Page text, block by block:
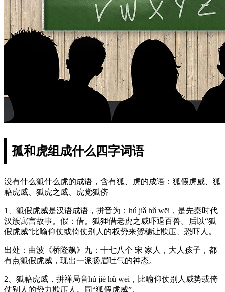
孤和虎组成什么四字词语
没有什么狐什么虎的成语，含有狐、虎的成语：狐假虎威、狐
藉虎威、狐虎之威、虎党狐侪
1、狐假虎威是汉语成语，拼音为：hú jiǎ hǔ wēi，是先秦时代
汉族寓言故事。假：借。狐狸借老虎之威吓退百兽。后以“狐
假虎威”比喻仰仗或倚仗别人的权势来贺穗让欺压、恐吓人。
出处：曲波《桥隆飙》九：十七八个 宋 家人，大人孩子，都
有点狐假虎威，现出一派扬眉吐气的神态。
2、狐藉虎威，拼禅局音hú jiè hǔ wēi，比喻仰仗别人威势或倚
仗别人的势力欺压人。同“狐假虎威”。